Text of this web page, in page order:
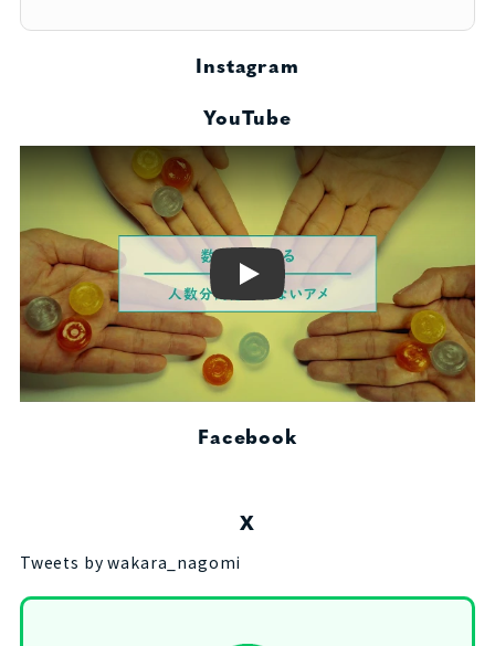
Instagram
YouTube
Play
Facebook
X
Tweets by wakara_nagomi